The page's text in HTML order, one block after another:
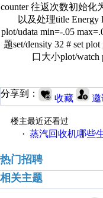
counter 往返次数初始化
以及处理title Energy
plot/udata min=-.05
题set/density 32 # set
口大小plot/watch
分享到： 收藏 邀
楼主最近还看过
· 蒸汽回收机哪些生产
热门招聘
相关主题